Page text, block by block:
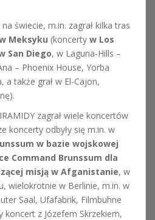
świecie, m.in. zagrał kilka tras
Meksyku (koncerty w Los
San Diego, w Laguna-Hills –
– Phoenix House, Yorba
a także grał w El-Cajon,
zagrał wiele koncertów
koncerty odbyły się m.in. w
w bazie wojskowej
Command Brunssum dla
misją w Afganistanie, w
wielokrotnie w Berlinie, m.in. w
Saal, Ufafabrik, Filmbuhne
koncert z Józefem Skrzekiem,